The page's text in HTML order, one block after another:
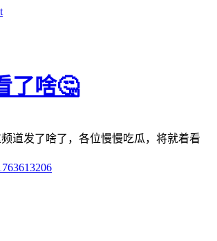
了啥🤔
道发了啥了，各位慢慢吃瓜，将就着看